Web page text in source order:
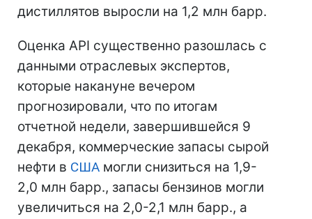
дистиллятов выросли на 1,2 млн барр.
Оценка API существенно разошлась с
данными отраслевых экспертов,
которые накануне вечером
прогнозировали, что по итогам
отчетной недели, завершившейся 9
декабря, коммерческие запасы сырой
нефти в США могли снизиться на 1,9-
2,0 млн барр., запасы бензинов могли
увеличиться на 2,0-2,1 млн барр., а